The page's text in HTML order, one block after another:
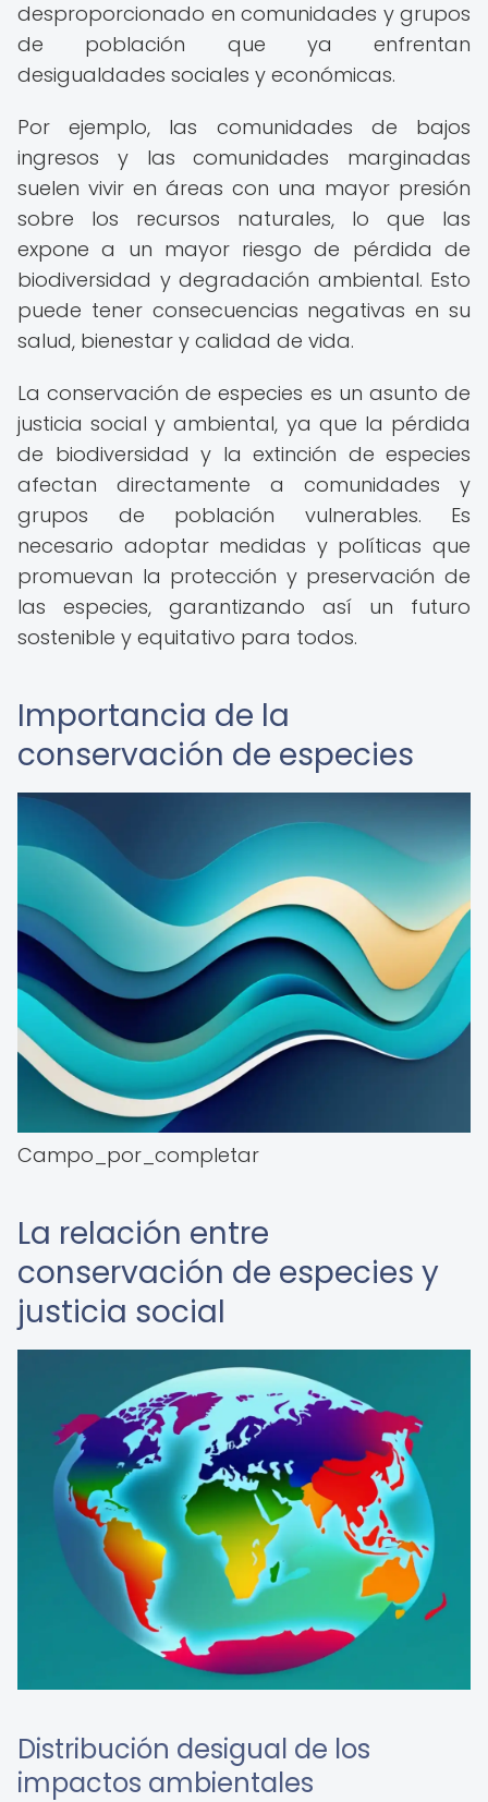
desproporcionado en comunidades y grupos
de población que ya enfrentan
desigualdades sociales y económicas.
Por ejemplo, las comunidades de bajos
ingresos y las comunidades marginadas
suelen vivir en áreas con una mayor presión
sobre los recursos naturales, lo que las
expone a un mayor riesgo de pérdida de
biodiversidad y degradación ambiental. Esto
puede tener consecuencias negativas en su
salud, bienestar y calidad de vida.
La conservación de especies es un asunto de
justicia social y ambiental, ya que la pérdida
de biodiversidad y la extinción de especies
afectan directamente a comunidades y
grupos de población vulnerables. Es
necesario adoptar medidas y políticas que
promuevan la protección y preservación de
las especies, garantizando así un futuro
sostenible y equitativo para todos.
Importancia de la
conservación de especies
Campo_por_completar
La relación entre
conservación de especies y
justicia social
Distribución desigual de los
impactos ambientales